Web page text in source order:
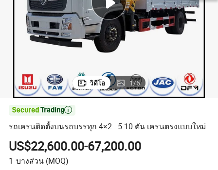
วิดีโอ 1/6

รถเครนติดตั้งบนรถบรรทุก 4×2 - 5-10 ตัน เครนตรงแบบใหม่
US$22,600.00-67,200.00
1 บางส่วน (MOQ)